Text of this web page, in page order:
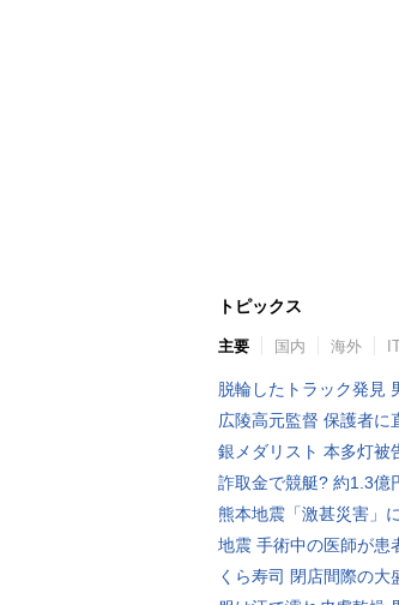
トピックス
主要 国内 海外
脱輪したトラック発見
広陵高元監督 保護者に
銀メダリスト 本多灯被
詐取金で競艇? 約1.3億
熊本地震「激甚災害」
地震 手術中の医師が患
くら寿司 閉店間際の大